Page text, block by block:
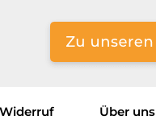
Über uns